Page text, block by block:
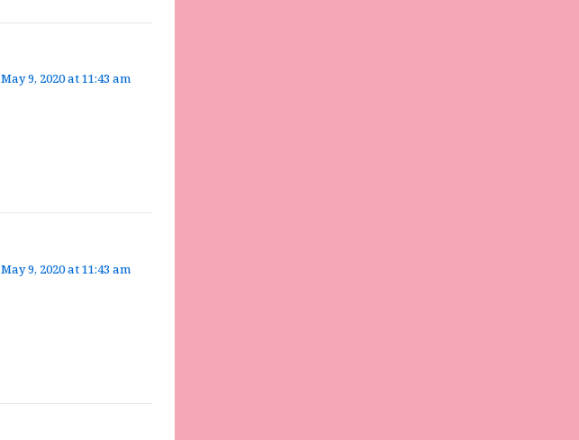
May 9, 2020 at 11:43 am
May 9, 2020 at 11:43 am